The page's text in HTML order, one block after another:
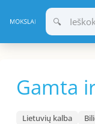
prie
turinio
Gamta
Lietuvių kalba